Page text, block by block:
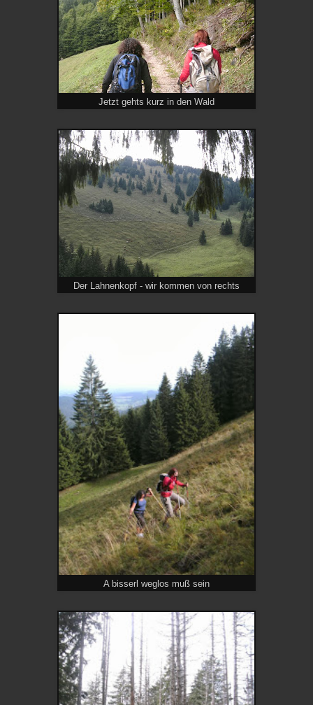
Jetzt gehts kurz in den Wald
Der Lahnenkopf - wir kommen von rechts
A bisserl weglos muß sein